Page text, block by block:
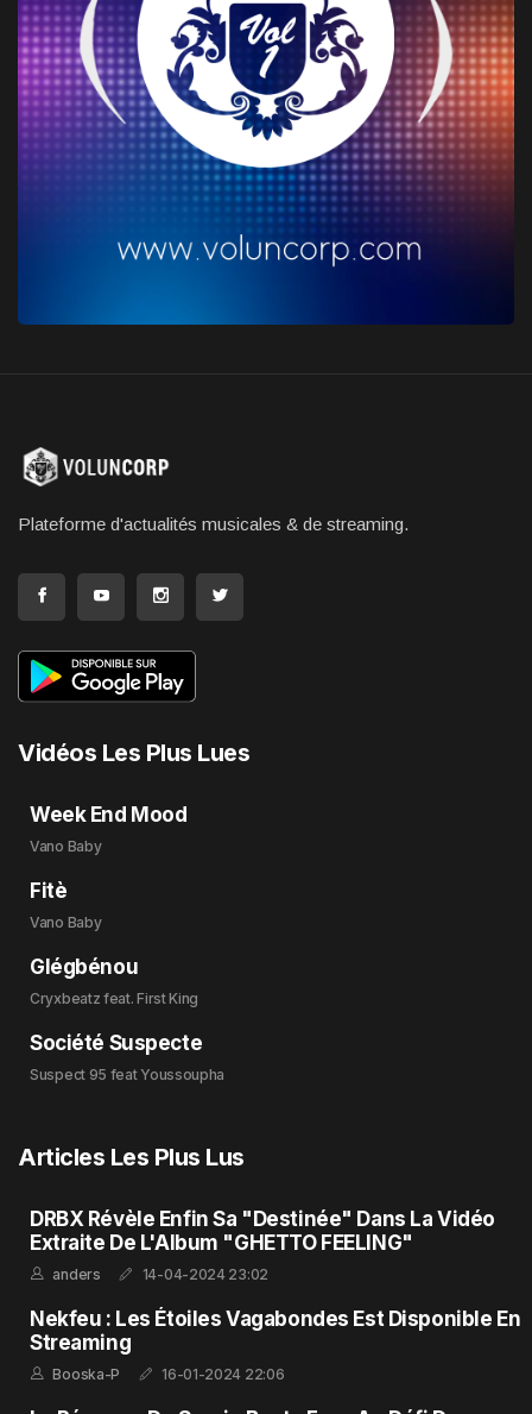
Plateforme d'actualités musicales & de streaming.
Vidéos Les Plus Lues
Week End Mood
Vano Baby
Fitè
Vano Baby
Glégbénou
Cryxbeatz feat. First King
Société Suspecte
Suspect 95 feat Youssoupha
Articles Les Plus Lus
DRBX Révèle Enfin Sa "Destinée" Dans La Vidéo
Extraite De L'Album "GHETTO FEELING"
anders 14-04-2024 23:02
Nekfeu : Les Étoiles Vagabondes Est Disponible En
Streaming
Booska-P 16-01-2024 22:06